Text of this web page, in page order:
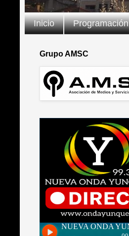
Inicio Programación
Grupo AMSC